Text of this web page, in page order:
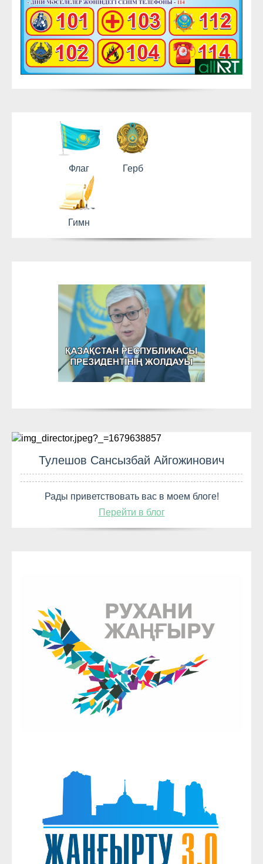
Флаг Герб
Гимн
Тулешов Сансызбай Айгожинович
Рады приветствовать вас в моем блоге!
Перейти в блог